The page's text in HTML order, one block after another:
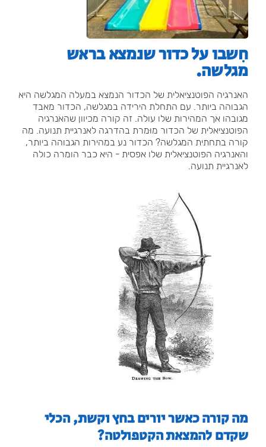
חִשבו על כדור שנמצא בראש
מגלשה.
האנרגיה הפוטנציאלית של הכדור הנמצא במעלה המגלשה היא
הגבוהה ביותר. עם התחלת הירידה במגלשה, הכדור מאבד
מגובהו אך המהירות שלו עולה. זה קורה מכיוון שהאנרגיה
הפוטנציאלית של הכדור מוּמרת בהדרגה לאנרגיית תנועה. מה
קורה בתחתית המגלשה? הכדור נע במהירות הגבוהה ביותר,
והאנרגיה הפוטנציאלית שלו אפסית - היא כבר הומרה כולה
לאנרגיית תנועה.
מה קורה כאשר יורים בחץ וקשת, הכלי
שקדם להמצאת הקטפולטה?